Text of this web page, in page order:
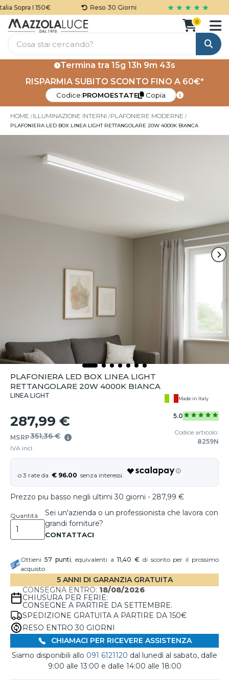
Sopra I 150€ Reso 30 Giorni ★ ★ ★ ★ ★
Cerca
0
Termina tra 15g 13h 9m 43s
RISPARMIA SUBITO SCONTO FINO A 60€*
Codice:PROMOESTATE Copia
HOME ILLUMINAZIONE INTERNI PLAFONIERE MODERNE
PLAFONIERA LED BOX LINEA LIGHT RETTANGOLARE 20W 4000K BIANCA
PLAFONIERA LED BOX LINEA LIGHT
RETTANGOLARE 20W 4000K BIANCA
LINEA LIGHT Made in Italy
287,99 €
MSRP351,36 €
IVA incl.
5.0
Codice articolo:
8259N
€ 96.00
Prezzo piu basso negli ultimi 30 giorni - 287,99 €
Quantità
Sei un'azienda o un professionista che lavora con
grandi forniture?
Ottieni 57punti, equivalenti a11,40 €di sconto per il prossimo
acquisto
5 ANNI DI GARANZIA GRATUITA
CONSEGNA ENTRO: 18/08/2026
CHIUSURA PER FERIE:
CONSEGNE A PARTIRE DA SETTEMBRE.
SPEDIZIONE GRATUITA A PARTIRE DA 150€
RESO ENTRO 30 GIORNI
CHIAMACI PER RICEVERE ASSISTENZA
Siamo disponibili allo 091 6121120 dal lunedì al sabato, dalle
9:00 alle 13:00 e dalle 14:00 alle 18:00